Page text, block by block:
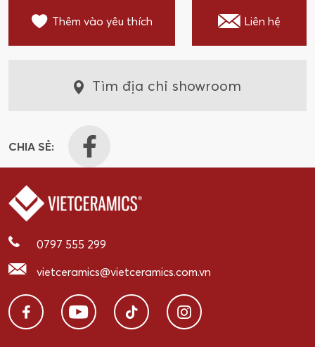
Thêm vào yêu thích Liên hệ
Tìm địa chỉ showroom
CHIA SẺ:
0797 555 299
vietceramics@vietceramics.com.vn